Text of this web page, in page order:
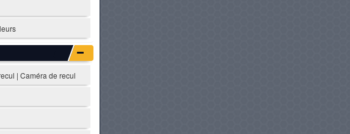
| Caméra de recul